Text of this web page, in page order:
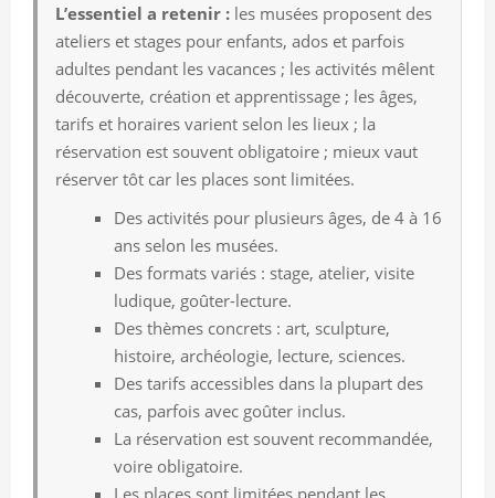
L’essentiel a retenir : les musées proposent des
ateliers et stages pour enfants, ados et parfois
adultes pendant les vacances ; les activités mêlent
découverte, création et apprentissage ; les âges,
tarifs et horaires varient selon les lieux ; la
réservation est souvent obligatoire ; mieux vaut
réserver tôt car les places sont limitées.
Des activités pour plusieurs âges, de 4 à 16
ans selon les musées.
Des formats variés : stage, atelier, visite
ludique, goûter-lecture.
Des thèmes concrets : art, sculpture,
histoire, archéologie, lecture, sciences.
Des tarifs accessibles dans la plupart des
cas, parfois avec goûter inclus.
La réservation est souvent recommandée,
voire obligatoire.
Les places sont limitées pendant les